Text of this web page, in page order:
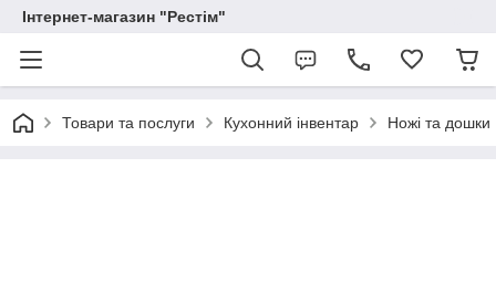
Інтернет-магазин "Рестім"
Товари та послуги Кухонний інвентар Ножі та дошки